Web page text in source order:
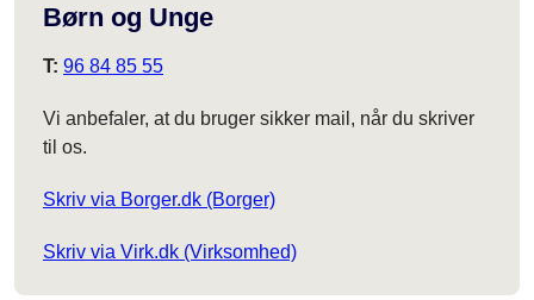
Børn og Unge
T: 96 84 85 55
Vi anbefaler, at du bruger sikker mail, når du skriver
til os.
Skriv via Borger.dk (Borger)
Skriv via Virk.dk (Virksomhed)